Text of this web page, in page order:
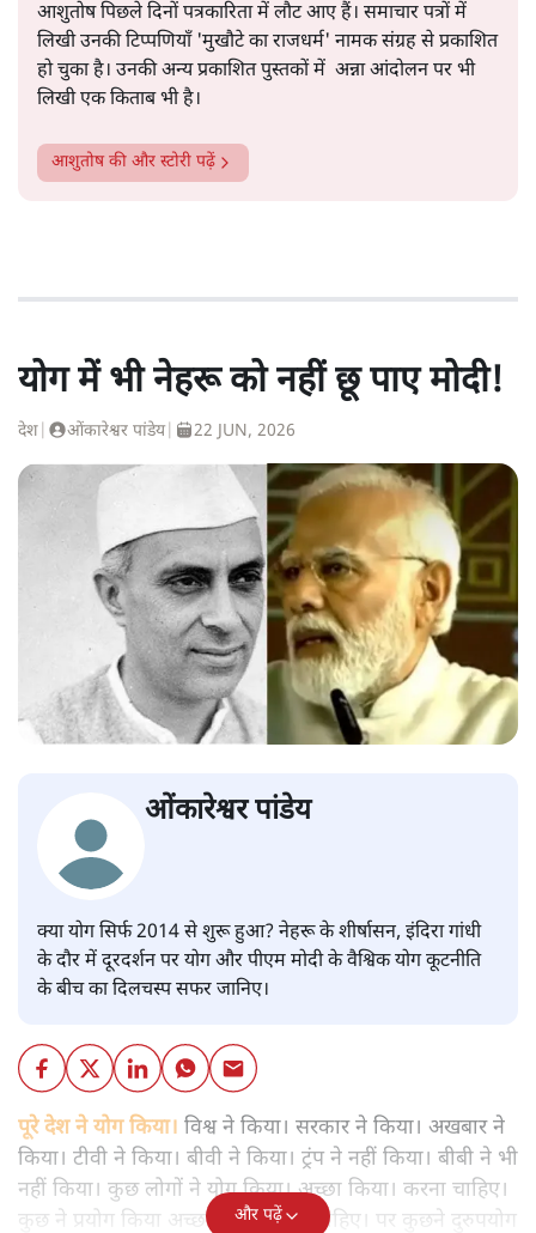
आशुतोष पिछले दिनों पत्रकारिता में लौट आए हैं। समाचार पत्रों में
लिखी उनकी टिप्पणियाँ 'मुखौटे का राजधर्म' नामक संग्रह से प्रकाशित
हो चुका है। उनकी अन्य प्रकाशित पुस्तकों में अन्ना आंदोलन पर भी
लिखी एक किताब भी है।
आशुतोषकी और स्टोरी पढ़ें
योग में भी नेहरू को नहीं छू पाए मोदी!
देश ओंकारेश्वर पांडेय| 22 JUN, 2026
ओंकारेश्वर पांडेय
क्या योग सिर्फ 2014 से शुरू हुआ? नेहरू के शीर्षासन, इंदिरा गांधी
के दौर में दूरदर्शन पर योग और पीएम मोदी के वैश्विक योग कूटनीति
के बीच का दिलचस्प सफर जानिए।
पूरे देश ने योग किया। विश्व ने किया। सरकार ने किया। अखबार ने
किया। टीवी ने किया। बीवी ने किया। ट्रंप ने नहीं किया। बीबी ने भी
नहीं किया। कुछ लोगों ने योग किया। अच्छा किया। करना चाहिए।
कुछ ने प्रयोग किया अच्छा किया करना चाहिए। पर कुछने दुरुपयोग
और पढ़ें